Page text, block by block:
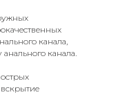
канала,
канала.